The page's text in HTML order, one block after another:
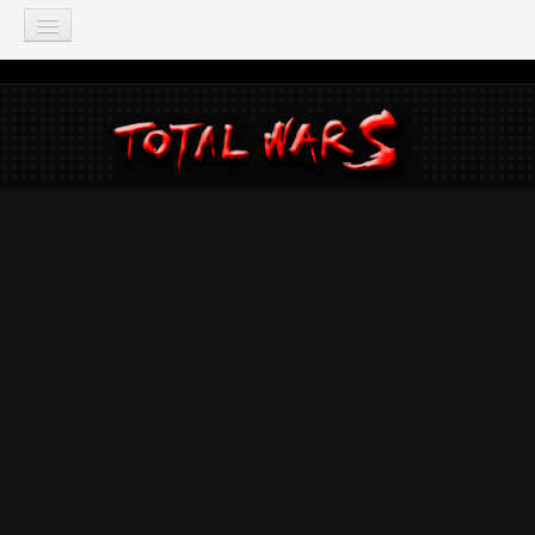
TOTAL WAR
Total War: Three Kingdoms
Total War: Warhammer